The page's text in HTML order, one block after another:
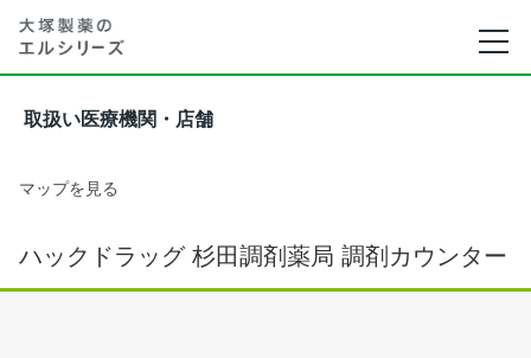
取扱い医療機関・店舗
マップを見る
ハックドラッグ 杉田調剤薬局 調剤カウンター